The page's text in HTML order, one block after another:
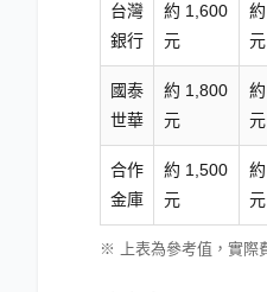
台灣
銀行
約 1,600
元
元
國泰
世華
約 1,800
元
元
合作
金庫
約 1,500
元
元
※ 上表為參考值，實際